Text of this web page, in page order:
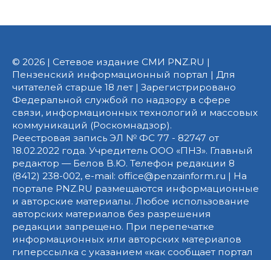
© 2026 | Сетевое издание СМИ PNZ.RU |
Пензенский информационный портал | Для
читателей старше 18 лет | Зарегистрировано
Федеральной службой по надзору в сфере
связи, информационных технологий и массовых
коммуникаций (Роскомнадзор).
Реестровая запись ЭЛ № ФС 77 - 82747 от
18.02.2022 года. Учредитель ООО «ПНЗ». Главный
редактор — Белов В.Ю. Телефон редакции 8
(8412) 238-002, e-mail: office@penzainform.ru | На
портале PNZ.RU размещаются информационные
и авторские материалы. Любое использование
авторских материалов без разрешения
редакции запрещено. При перепечатке
информационных или авторских материалов
гиперссылка с указанием «как сообщает портал